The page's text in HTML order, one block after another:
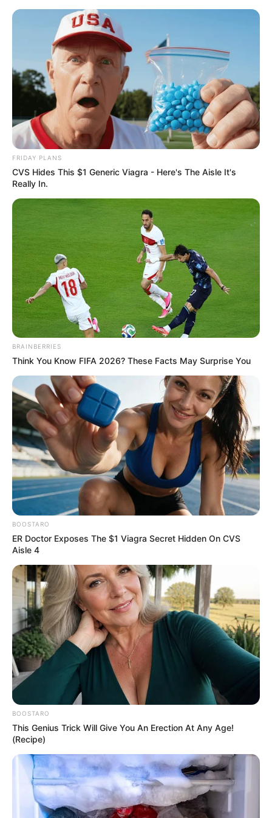
Kletterangebote für Koblenz, Bendorf, Neuwied,
Mülheim-Kärlich, Weißenthurm, Urmitz,
Kaltenengers und St. Sebastian
Alle Ausflugsziele Puzzle
Bald ist Hohes Friedensfest (in Augsburg ein Feiertag):
Sonnabend, den 08.08.2026
Hier werden Kletterparks und Hochseilanlagen für
Weißenthurm, Urmitz, Kaltenengers und St. Sebastian
(Region Mittelrhein) vorgestellt. Diese sind oft auch für die
Ausrichtung einer
Kindergeburtstagsfeier
Kletterparks in Koblenz, Bendorf, Neuwied,
Mülheim-Kärlich, Weißenthurm, Urmitz,
Kaltenengers und St. Sebastian mit der weiteren
Umgebung:
leider noch keinen Kletterpark erfasst.
Hier geht es zu allen Freizeitangeboten,
Ausflugszielen und Sehenswürdigkeiten in und um
Koblenz und in der Region Mittelrhein.
Erlebnisse buchen und Gutscheine:
Puzzle
Kinderausflugsziele und Abenteuer in ganz
Deutschland:
FRIDAY PLANS
CVS Hides This $1 Generic Viagra - Here's The Aisle It's
Really In.
BRAINBERRIES
Think You Know FIFA 2026? These Facts May Surprise You
BOOSTARO
ER Doctor Exposes The $1 Viagra Secret Hidden On CVS
Aisle 4
BOOSTARO
This Genius Trick Will Give You An Erection At Any Age!
(Recipe)